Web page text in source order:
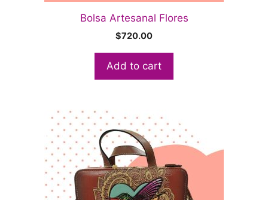
Bolsa Artesanal Flores
$720.00
Add to cart